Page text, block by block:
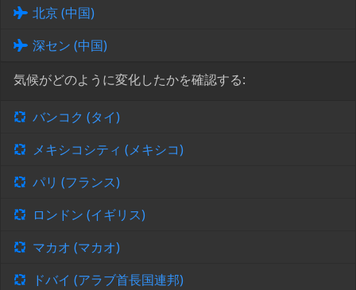
北京 (中国)
深セン (中国)
気候がどのように変化したかを確認する:
バンコク (タイ)
メキシコシティ (メキシコ)
パリ (フランス)
ロンドン (イギリス)
マカオ (マカオ)
ドバイ (アラブ首長国連邦)